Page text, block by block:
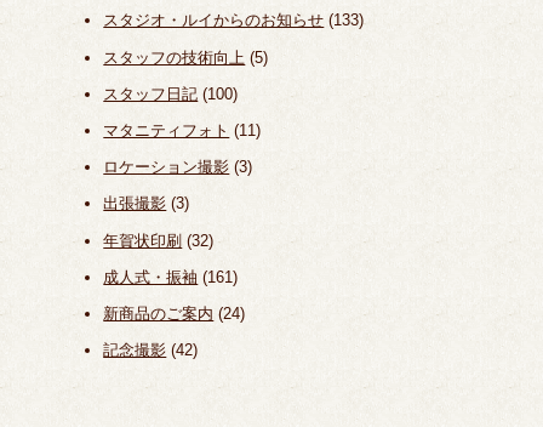
スタジオ・ルイからのお知らせ (133)
スタッフの技術向上 (5)
スタッフ日記 (100)
マタニティフォト (11)
ロケーション撮影 (3)
出張撮影 (3)
年賀状印刷 (32)
成人式・振袖 (161)
新商品のご案内 (24)
記念撮影 (42)